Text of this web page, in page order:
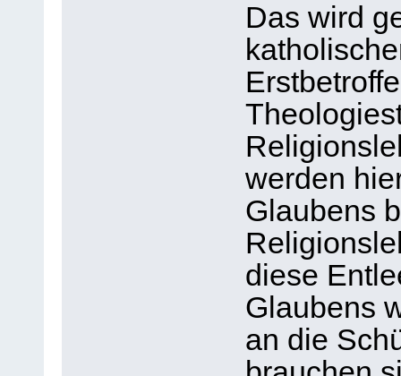
Das wird
werden
Glaubens
diese
Glaubens
an die